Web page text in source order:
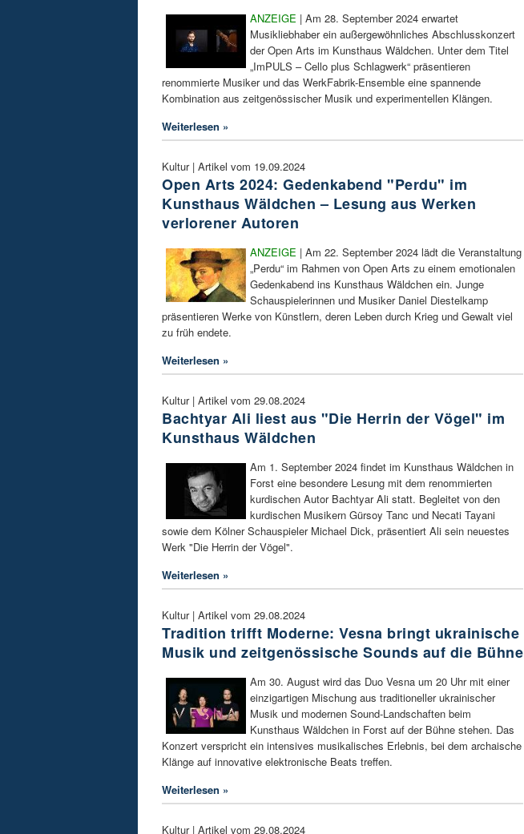
ANZEIGE | Am 28. September 2024 erwartet
Musikliebhaber ein außergewöhnliches Abschlusskonzert
der Open Arts im Kunsthaus Wäldchen. Unter dem Titel
„ImPULS – Cello plus Schlagwerk“ präsentieren
renommierte Musiker und das WerkFabrik-Ensemble eine spannende
Kombination aus zeitgenössischer Musik und experimentellen Klängen.
Weiterlesen »
Kultur | Artikel vom 19.09.2024
Open Arts 2024: Gedenkabend "Perdu" im
Kunsthaus Wäldchen – Lesung aus Werken
verlorener Autoren
ANZEIGE | Am 22. September 2024 lädt die Veranstaltung
„Perdu“ im Rahmen von Open Arts zu einem emotionalen
Gedenkabend ins Kunsthaus Wäldchen ein. Junge
Schauspielerinnen und Musiker Daniel Diestelkamp
präsentieren Werke von Künstlern, deren Leben durch Krieg und Gewalt viel
zu früh endete.
Weiterlesen »
Kultur | Artikel vom 29.08.2024
Bachtyar Ali liest aus "Die Herrin der Vögel" im
Kunsthaus Wäldchen
Am 1. September 2024 findet im Kunsthaus Wäldchen in
Forst eine besondere Lesung mit dem renommierten
kurdischen Autor Bachtyar Ali statt. Begleitet von den
kurdischen Musikern Gürsoy Tanc und Necati Tayani
sowie dem Kölner Schauspieler Michael Dick, präsentiert Ali sein neuestes
Werk "Die Herrin der Vögel".
Weiterlesen »
Kultur | Artikel vom 29.08.2024
Tradition trifft Moderne: Vesna bringt ukrainische
Musik und zeitgenössische Sounds auf die Bühne
Am 30. August wird das Duo Vesna um 20 Uhr mit einer
einzigartigen Mischung aus traditioneller ukrainischer
Musik und modernen Sound-Landschaften beim
Kunsthaus Wäldchen in Forst auf der Bühne stehen. Das
Konzert verspricht ein intensives musikalisches Erlebnis, bei dem archaische
Klänge auf innovative elektronische Beats treffen.
Weiterlesen »
Kultur | Artikel vom 29.08.2024